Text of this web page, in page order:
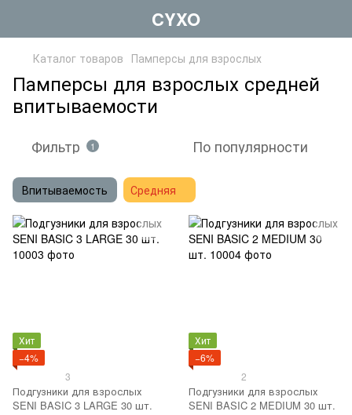
CYXO
Каталог товаров Памперсы для взрослых
Памперсы для взрослых средней
впитываемости
Фильтр 1 По популярности
Впитываемость Средняя
Хит
−4%
3
Подгузники для взрослых
SENI BASIC 3 LARGE 30 шт.
Хит
−6%
2
Подгузники для взрослых
SENI BASIC 2 MEDIUM 30 шт.